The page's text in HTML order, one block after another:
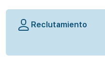
Reclutamiento